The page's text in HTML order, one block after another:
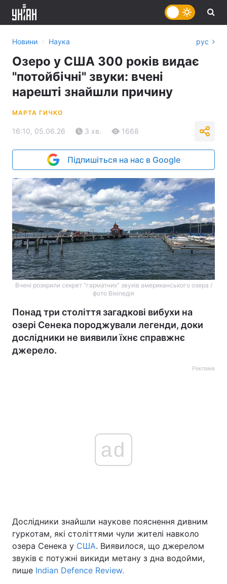
Україна Політика
Економіка Світ
Спорт
Новини › Наука рус
Озеро у США 300 років видає
"потойбічні" звуки: вчені
нарешті знайшли причину
МАРТА ГИЧКО
16:10, 05.06.26 3 хв. 1668
Підпишіться на нас в Google
Вчені розкрили секрет "гарматних" звуків американського озера /
фото Вікіпедія
Понад три століття загадкові вибухи на
озері Сенека породжували легенди, доки
дослідники не виявили їхнє справжнє
джерело.
Реклама
ad
Дослідники знайшли наукове пояснення дивним
гуркотам, які століттями чули жителі навколо
озера Сенека у США. Виявилося, що джерелом
звуків є потужні викиди метану з дна водойми,
пише Indian Defence Review.